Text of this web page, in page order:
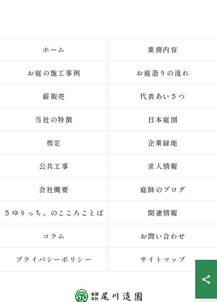
ホーム 業務内容
お庭の施工事例 お庭造りの流れ
薪販売 代表あいさつ
当社の特徴 日本庭園
剪定 企業緑地
公共工事 求人情報
会社概要 庭師のブログ
さゆりっち。のこころことば 関連情報
コラム お問い合わせ
プライバシーポリシー サイトマップ